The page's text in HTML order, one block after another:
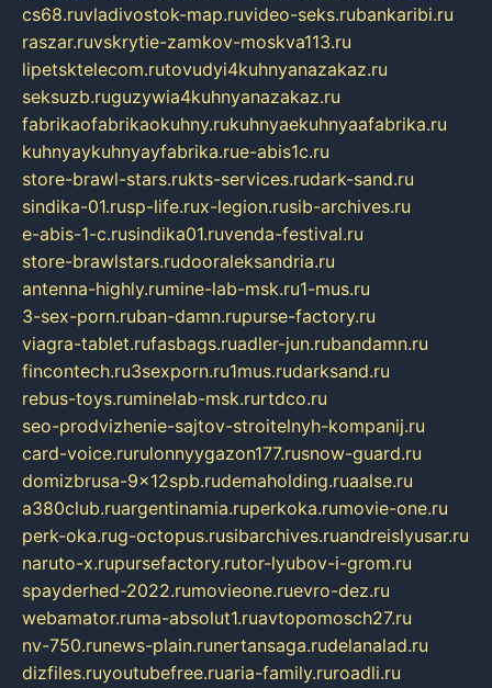
cs68.ruvladivostok-map.ruvideo-seks.rubankaribi.ru
raszar.ruvskrytie-zamkov-moskva113.ru
lipetsktelecom.rutovudyi4kuhnyanazakaz.ru
seksuzb.ruguzywia4kuhnyanazakaz.ru
fabrikaofabrikaokuhny.rukuhnyaekuhnyaafabrika.ru
kuhnyaykuhnyayfabrika.rue-abis1c.ru
store-brawl-stars.rukts-services.rudark-sand.ru
sindika-01.rusp-life.rux-legion.rusib-archives.ru
e-abis-1-c.rusindika01.ruvenda-festival.ru
store-brawlstars.rudooraleksandria.ru
antenna-highly.rumine-lab-msk.ru1-mus.ru
3-sex-porn.ruban-damn.rupurse-factory.ru
viagra-tablet.rufasbags.ruadler-jun.rubandamn.ru
fincontech.ru3sexporn.ru1mus.rudarksand.ru
rebus-toys.ruminelab-msk.rurtdco.ru
seo-prodvizhenie-sajtov-stroitelnyh-kompanij.ru
card-voice.rurulonnyygazon177.rusnow-guard.ru
domizbrusa-9x12spb.rudemaholding.ruaalse.ru
a380club.ruargentinamia.ruperkoka.rumovie-one.ru
perk-oka.rug-octopus.rusibarchives.ruandreislyusar.ru
naruto-x.rupursefactory.rutor-lyubov-i-grom.ru
spayderhed-2022.rumovieone.ruevro-dez.ru
webamator.ruma-absolut1.ruavtopomosch27.ru
nv-750.runews-plain.runertansaga.rudelanalad.ru
dizfiles.ruyoutubefree.ruaria-family.ruroadli.ru